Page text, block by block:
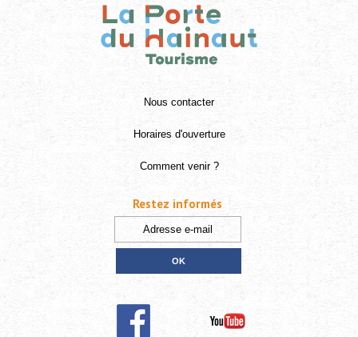
Nous contacter
Horaires d'ouverture
Comment venir ?
Restez informés